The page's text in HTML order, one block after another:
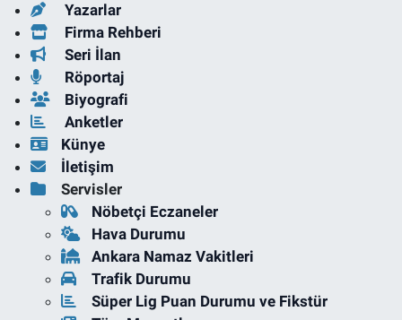
Yazarlar
Firma Rehberi
Seri İlan
Röportaj
Biyografi
Anketler
Künye
İletişim
Servisler
Nöbetçi Eczaneler
Hava Durumu
Ankara Namaz Vakitleri
Trafik Durumu
Süper Lig Puan Durumu ve Fikstür